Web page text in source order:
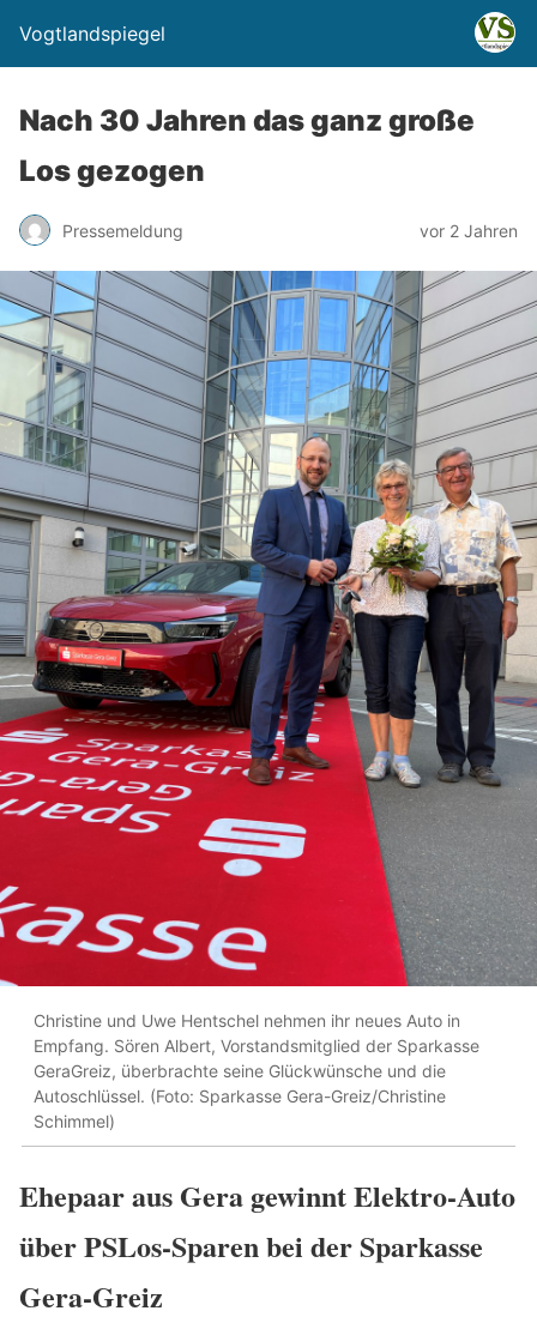
Vogtlandspiegel
Nach 30 Jahren das ganz große
Los gezogen
Pressemeldung vor 2 Jahren
Christine und Uwe Hentschel nehmen ihr neues Auto in
Empfang. Sören Albert, Vorstandsmitglied der Sparkasse
GeraGreiz, überbrachte seine Glückwünsche und die
Autoschlüssel. (Foto: Sparkasse Gera-Greiz/Christine
Schimmel)
Ehepaar aus Gera gewinnt Elektro-Auto
über PSLos-Sparen bei der Sparkasse
Gera-Greiz